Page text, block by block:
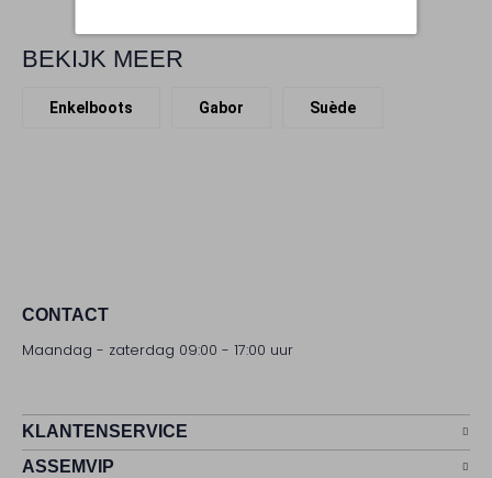
BEKIJK MEER
Enkelboots Gabor Suède
CONTACT
Maandag - zaterdag 09:00 - 17:00 uur
KLANTENSERVICE
ASSEMVIP